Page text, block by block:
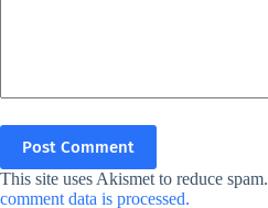
Post Comment
This site uses Akismet to reduce spam.
comment data is processed.